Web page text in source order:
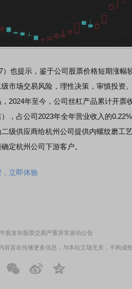
）也提示，鉴于公司股票价格短期涨
市场交易风险，理性决策，审慎投资
2024年至今，公司丝杠产品累计开票
，占公司2023年全年营业收入的
级供应商给杭州公司提供内螺纹磨工
定杭州公司下游客户。
立即体验
股发布股票交易严重异常波动公告
容旨在传播更多信息，与本站立场无关，不构成